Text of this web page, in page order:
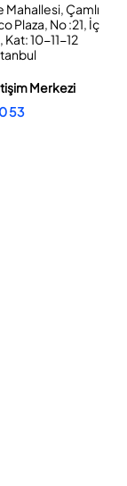
Çamlı
Plaza, No :21, İç
Kat: 10-11-12
Merkezi
53